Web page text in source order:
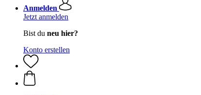
Anmelden
Jetzt anmelden
Bist du neu hier?
Konto erstellen